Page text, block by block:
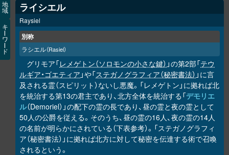
検索
凖項目
画像資料便覧
LINK
地
域
キ
ワ
ド
ライシエル
Raysiel
別称
ラシエル（Rasiel）
グリモア「レメゲトン（ソロモンの小さな鍵） 」の第2部「テウ
ルギア・ゴエティア 」や「ステガノグラフィア（秘密書法） 」に言
及される霊（スピリット）ないし悪魔。「レメゲトン」に拠れば北
を統治する第13の君主であり、北方全体を統治する「デモリエ
ル（Demoriel）」の配下の霊の長であり、昼の霊と夜の霊として
50人の公爵を従える。そのうち、昼の霊の16人、夜の霊の14人
の名前が明らかにされている（下表参考）。「ステガノグラフィ
ア（秘密書法）」に拠れば北方に対して秘密を伝達する術で召喚
されるという。